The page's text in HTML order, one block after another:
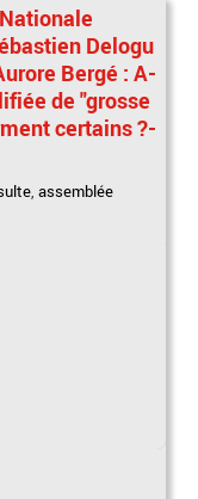
Delogu
Bergé : A-
de "grosse
certains ?-
,assemblée